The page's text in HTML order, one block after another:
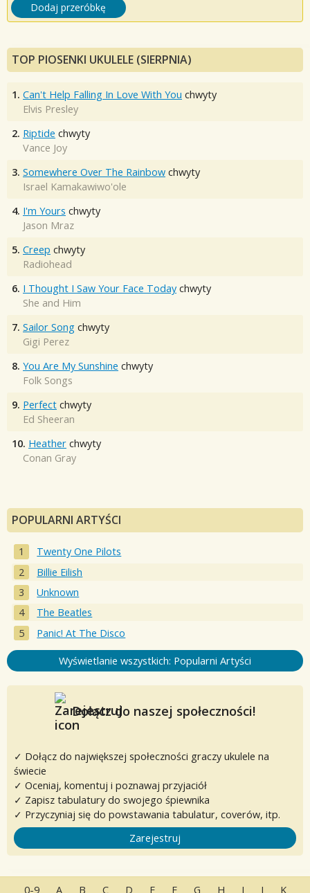
Dodaj przeróbkę
TOP PIOSENKI UKULELE (SIERPNIA)
1. Can't Help Falling In Love With You chwyty
Elvis Presley
2. Riptide chwyty
Vance Joy
3. Somewhere Over The Rainbow chwyty
Israel Kamakawiwo'ole
4. I'm Yours chwyty
Jason Mraz
5. Creep chwyty
Radiohead
6. I Thought I Saw Your Face Today chwyty
She and Him
7. Sailor Song chwyty
Gigi Perez
8. You Are My Sunshine chwyty
Folk Songs
9. Perfect chwyty
Ed Sheeran
10. Heather chwyty
Conan Gray
POPULARNI ARTYŚCI
Twenty One Pilots
Billie Eilish
Unknown
The Beatles
Panic! At The Disco
Wyświetlanie wszystkich: Popularni Artyści
Dołącz do naszej społeczności!
✓ Dołącz do największej społeczności graczy ukulele na
świecie
✓ Oceniaj, komentuj i poznawaj przyjaciół
✓ Zapisz tabulatury do swojego śpiewnika
✓ Przyczyniaj się do powstawania tabulatur, coverów, itp.
Zarejestruj
0-9 A B C D E F G H I J K